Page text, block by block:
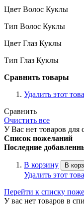
Цвет Волос Куклы
Тип Волос Куклы
Цвет Глаз Куклы
Тип Глаз Куклы
Сравнить товары
Удалить этот
Сравнить
Очистить все
У Вас нет товаров для
Список пожеланий
Последние
В корзину В
Удалить этот
Перейти к списку
У вас нет товаров в